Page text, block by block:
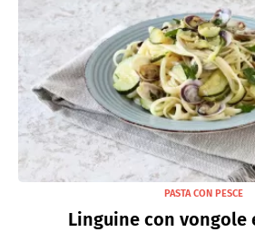
PASTA CON PESCE
Linguine con vongole